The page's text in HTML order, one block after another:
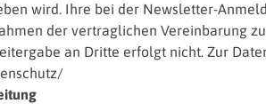
wird. Ihre bei der Newsletter-
der vertraglichen Vereinbarung
an Dritte erfolgt nicht. Zur